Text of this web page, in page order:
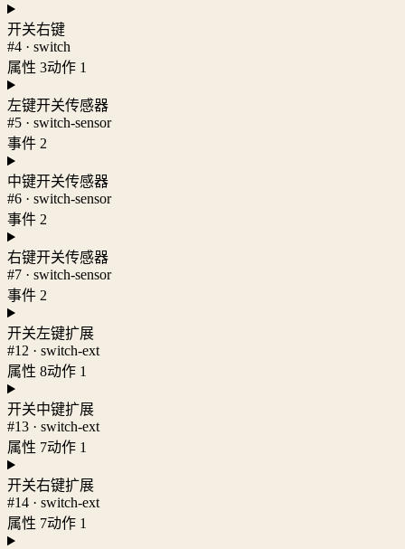
开关右键
#4 · switch
属性 3动作 1
左键开关传感器
#5 · switch-sensor
事件 2
中键开关传感器
#6 · switch-sensor
事件 2
右键开关传感器
#7 · switch-sensor
事件 2
开关左键扩展
#12 · switch-ext
属性 8动作 1
开关中键扩展
#13 · switch-ext
属性 7动作 1
开关右键扩展
#14 · switch-ext
属性 7动作 1